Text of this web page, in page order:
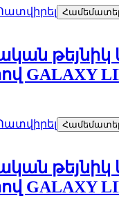
Համեմատել
թեյնիկ
GALAXY
Համեմատել
թեյնիկ
GALAXY